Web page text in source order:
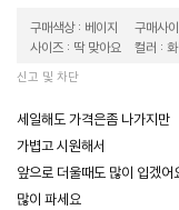
구매색상 : 베이지
구매사
사이즈 : 딱 맞아요
컬러 :
신고 및 차단
세일해도 가격은좀 나가지만
가볍고 시원해서
앞으로 더울때도 많이 입겠어
많이 파세요